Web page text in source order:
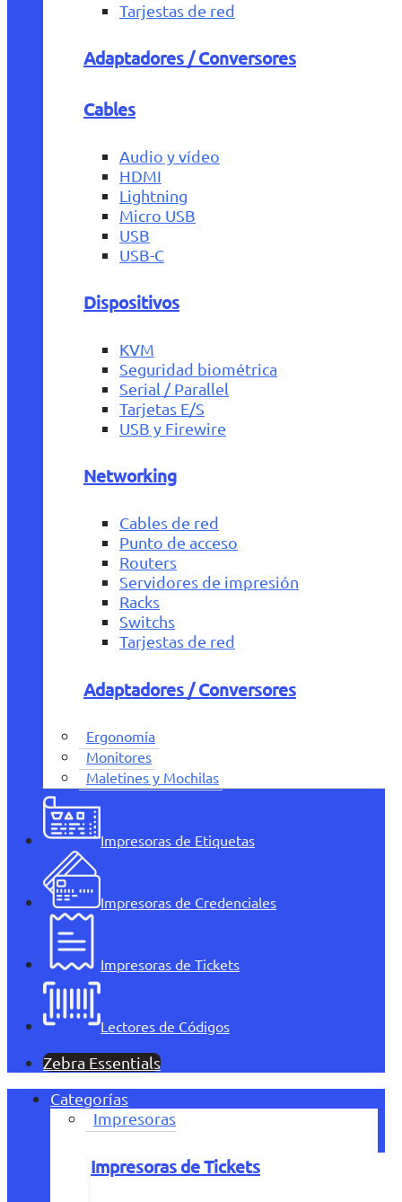
Tarjestas de red
Adaptadores / Conversores
Cables
Audio y vídeo
HDMI
Lightning
Micro USB
USB
USB-C
Dispositivos
KVM
Seguridad biométrica
Serial / Parallel
Tarjetas E/S
USB y Firewire
Networking
Cables de red
Punto de acceso
Routers
Servidores de impresión
Racks
Switchs
Tarjestas de red
Adaptadores / Conversores
Ergonomía
Monitores
Maletines y Mochilas
Impresoras de Etiquetas
Impresoras de Credenciales
Impresoras de Tickets
Lectores de Códigos
Zebra Essentials
Categorías
Impresoras
Impresoras de Tickets